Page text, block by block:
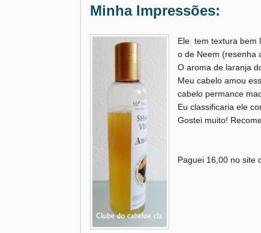
Minha Impressões:
Ele tem textura bem
o de Neem (resenha
O aroma de laranja
Meu cabelo amou
cabelo permance
Eu classificaria ele
Gostei muito!
Paguei 16,00 no site